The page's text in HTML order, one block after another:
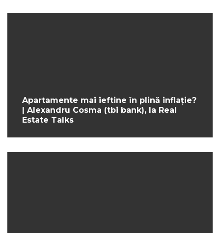
Apartamente mai ieftine în plină inflație?
| Alexandru Cosma (tbi bank), la Real
Estate Talks